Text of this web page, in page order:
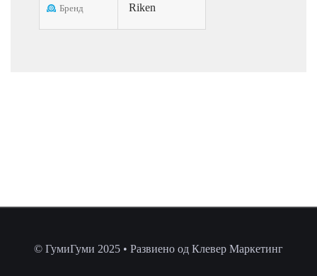
Бренд Riken
© ГумиГуми 2025 • Развиено од Клевер Маркетинг